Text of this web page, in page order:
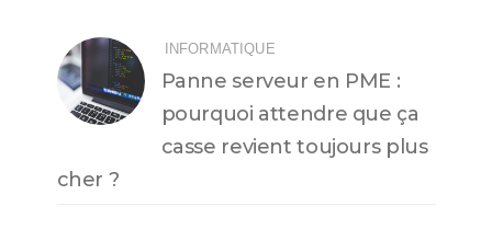
INFORMATIQUE
Panne serveur en PME :
pourquoi attendre que ça
casse revient toujours plus
cher ?